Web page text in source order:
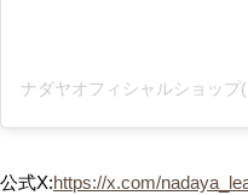
公式X:https://x.com/